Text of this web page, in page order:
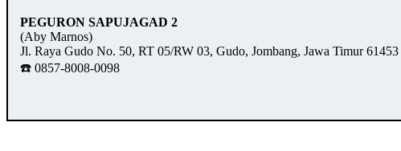
PEGURON SAPUJAGAD 2
(Aby Marnos)
Jl. Raya Gudo No. 50, RT 05/RW 03, Gudo, Jombang, Jawa Timur 61453
☎️ 0857-8008-0098